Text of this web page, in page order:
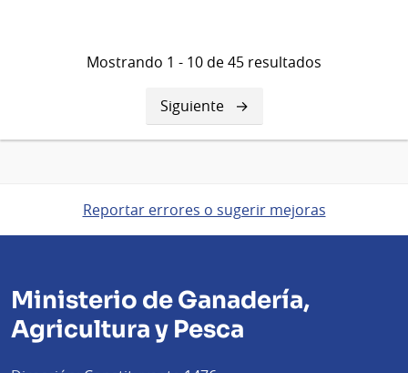
Mostrando 1 - 10 de 45 resultados
Siguiente
página
Siguiente
Reportar errores o sugerir mejoras
Ministerio de Ganadería,
Agricultura y Pesca